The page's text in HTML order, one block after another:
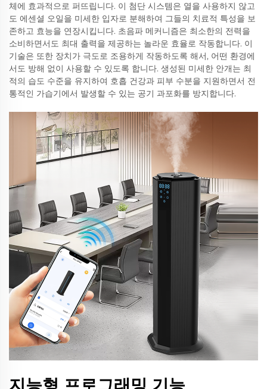
체에 효과적으로 퍼뜨립니다. 이 첨단 시스템은 열을 사용하지 않고
도 에센셜 오일을 미세한 입자로 분해하여 그들의 치료적 특성을 보
존하고 효능을 연장시킵니다. 초음파 메커니즘은 최소한의 전력을
소비하면서도 최대 출력을 제공하는 놀라운 효율로 작동합니다. 이
기술은 또한 장치가 극도로 조용하게 작동하도록 해서, 어떤 환경에
서도 방해 없이 사용할 수 있도록 합니다. 생성된 미세한 안개는 최
적의 습도 수준을 유지하여 호흡 건강과 피부 수분을 지원하면서 전
통적인 가습기에서 발생할 수 있는 공기 과포화를 방지합니다.
지능형 프로그래밍 기능